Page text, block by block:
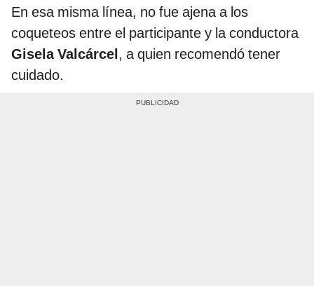
En esa misma línea, no fue ajena a los
coqueteos entre el participante y la conductora
Gisela Valcárcel, a quien recomendó tener
cuidado.